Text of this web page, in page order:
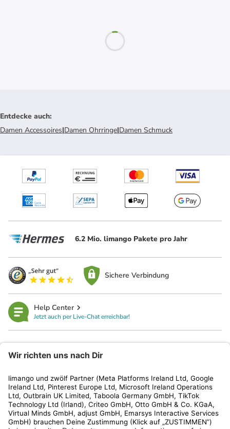
Entdecke auch:
Damen Accessoires|Damen Ohrringe|Damen Schmuck
6.2 Mio. limango Pakete pro Jahr
Sichere Verbindung
Help Center
Jetzt auch per Live-Chat erreichbar!
Kundenservice
Shop